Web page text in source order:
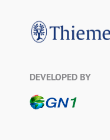
DEVELOPED BY